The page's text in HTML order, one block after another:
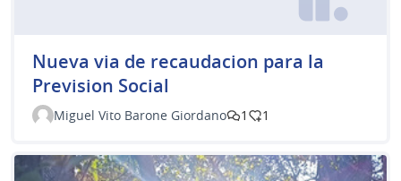
Nueva via de recaudacion para la
Prevision Social
Miguel Vito Barone Giordano 1 1